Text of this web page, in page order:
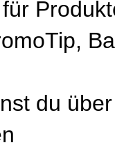
für
du